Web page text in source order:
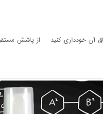
آن خودداری کنید. – از پاشش